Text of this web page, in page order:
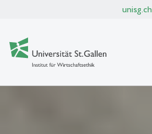
unisg.ch